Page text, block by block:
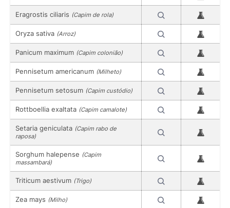
Eragrostis ciliaris (Capim de rola)
Oryza sativa (Arroz)
Panicum maximum (Capim colonião)
Pennisetum americanum (Milheto)
Pennisetum setosum (Capim custódio)
Rottboellia exaltata (Capim camalote)
Setaria geniculata (Capim rabo de
raposa)
Sorghum halepense (Capim
massambará)
Triticum aestivum (Trigo)
Zea mays (Milho)